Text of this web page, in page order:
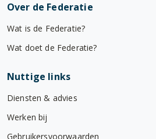
Over de Federatie
Wat is de Federatie?
Wat doet de Federatie?
Nuttige links
Diensten & advies
Werken bij
Gebruikersvoorwaarden